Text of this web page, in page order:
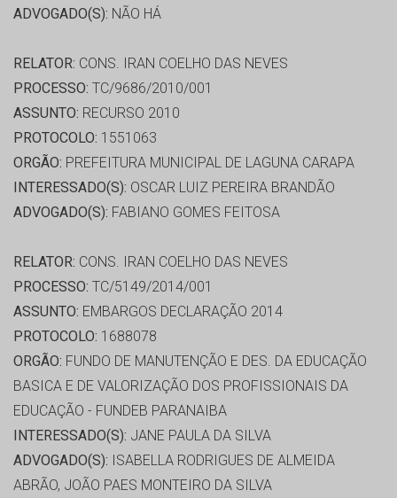
ADVOGADO(S): NÃO HÁ
RELATOR: CONS. IRAN COELHO DAS NEVES
PROCESSO: TC/9686/2010/001
ASSUNTO: RECURSO 2010
PROTOCOLO: 1551063
ORGÃO: PREFEITURA MUNICIPAL DE LAGUNA CARAPA
INTERESSADO(S): OSCAR LUIZ PEREIRA BRANDÃO
ADVOGADO(S): FABIANO GOMES FEITOSA
RELATOR: CONS. IRAN COELHO DAS NEVES
PROCESSO: TC/5149/2014/001
ASSUNTO: EMBARGOS DECLARAÇÃO 2014
PROTOCOLO: 1688078
ORGÃO: FUNDO DE MANUTENÇÃO E DES. DA EDUCAÇÃO
BASICA E DE VALORIZAÇÃO DOS PROFISSIONAIS DA
EDUCAÇÃO - FUNDEB PARANAIBA
INTERESSADO(S): JANE PAULA DA SILVA
ADVOGADO(S): ISABELLA RODRIGUES DE ALMEIDA
ABRÃO, JOÃO PAES MONTEIRO DA SILVA